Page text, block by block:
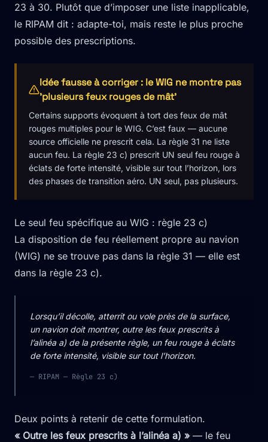
23 à 30. Plutôt que d’imposer une liste inapplicable,
le RIPAM dit : adapte-toi, mais reste le plus proche
possible des prescriptions.
Idée fausse à corriger : le WIG ne montre pas
'plusieurs feux rouges de mât'
Certains supports évoquent à tort des feux de mât
rouges multiples pour le WIG. C’est faux — aucune
source officielle ne prescrit cela. La règle 31 ne liste
aucun feu. La règle 23 c) prescrit UN seul feu rouge à
éclats de forte intensité, visible sur tout l’horizon, lors
des phases de transition aéro. UN seul, pas plusieurs.
Le seul feu spécifique au WIG : règle 23 c)
La disposition de feu réellement propre au navion
(WIG) ne se trouve pas dans la règle 31 — elle est
dans la règle 23 c).
Lorsqu’il décolle, atterrit ou vole près de la surface,
un navion doit montrer, outre les feux prescrits à
l’alinéa a) de la présente règle, un feu rouge à éclats
de forte intensité, visible sur tout l’horizon.
— RIPAM — Règle 23 c)
Deux points à retenir de cette formulation.
« Outre les feux prescrits à l’alinéa a) » — le feu